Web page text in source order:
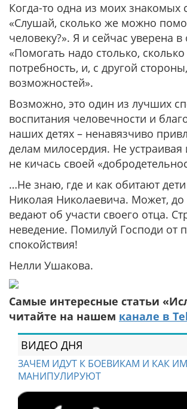
Когда-то одна из моих знакомых
«Слушай, сколько же можно
человеку?». Я и сейчас уверена в
«Помогать надо столько,
потребность, и, с другой
возможностей».
Возможно, это один из лучших
воспитания человечности и
наших детях – ненавязчиво
делам милосердия. Не устраивая
не кичась своей
…Не знаю, где и как обитают
Николая Николаевича. Может,
ведают об участи своего отца.
неведение. Помилуй Господи от
спокойствия!
Нелли Ушакова.
Самые интересные статьи
читайте на нашем канале в
ВИДЕО ДНЯ
ЗАЧЕМ ИДУТ К БОЕВИКАМ И КАК
МАНИПУЛИРУЮТ